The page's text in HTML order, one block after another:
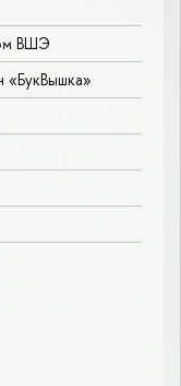
ВШЭ
«БукВышка»